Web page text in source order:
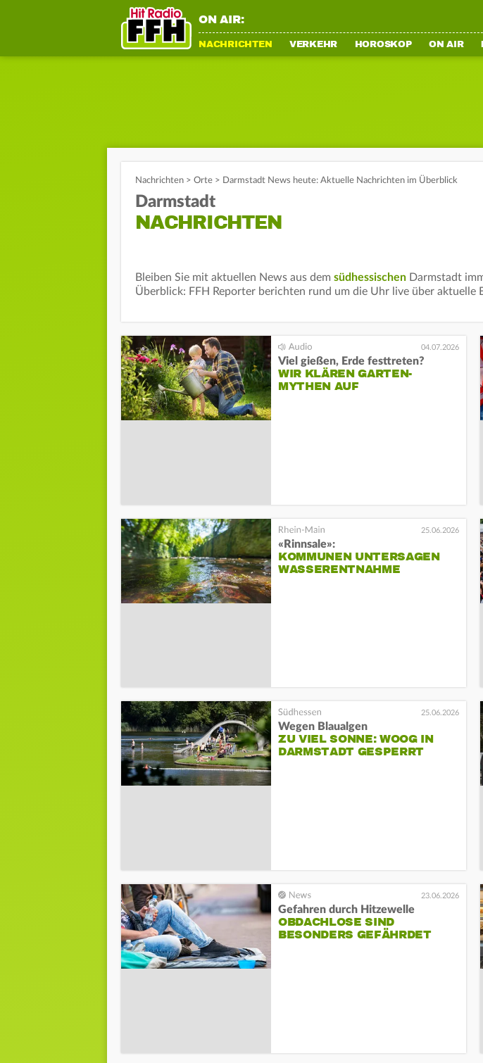
ON AIR:
NACHRICHTEN VERKEHR HOROSKOP ON AIR
Nachrichten > Orte > Darmstadt News heute: Aktuelle Nachrichten im Überblick
Darmstadt
NACHRICHTEN
Bleiben Sie mit aktuellen News aus dem südhessischen Darmstadt
Überblick: FFH Reporter berichten rund um die Uhr live über aktuelle
04.07.2026
Viel gießen, Erde festtreten?
WIR KLÄREN GARTEN-
MYTHEN AUF
25.06.2026
«Rinnsale»:
KOMMUNEN UNTERSAGEN
WASSERENTNAHME
25.06.2026
Wegen Blaualgen
ZU VIEL SONNE: WOOG IN
DARMSTADT GESPERRT
23.06.2026
Gefahren durch Hitzewelle
OBDACHLOSE SIND
BESONDERS GEFÄHRDET